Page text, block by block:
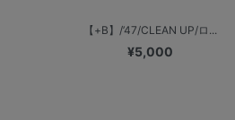
【+B】/’47/CLEAN UP/ロ...
¥5,000